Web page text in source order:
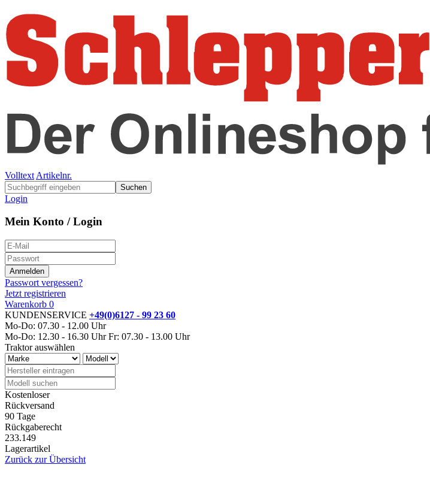
Volltext Artikelnr.
Suchen
Login
Mein Konto / Login
Passwort vergessen?
Jetzt registrieren
Warenkorb 0
KUNDENSERVICE +49(0)6127 - 99 23 60
Mo-Do: 07.30 - 12.00 Uhr
Mo-Do: 12.30 - 16.30 Uhr Fr: 07.30 - 13.00 Uhr
Traktor auswählen
Kostenloser
Rückversand
90 Tage
Rückgaberecht
233.149
Lagerartikel
Zurück zur Übersicht